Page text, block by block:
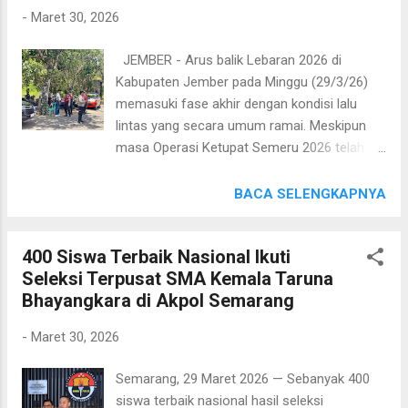
serta rambu peringatan di sekitar area
Probolinggo AKBP M. Wahyudin Latif
mengatakan, badan jembatan mengalami
kerusakan parah sehingga tidak dapat dilalui
kendaraan maupun pejalan kaki. "Untuk
sementara, akses menuju Air Terjun
masyarakat,” ujar AKBP Latif, Minggu
melintas karena kondisi jembatan sudah
tidak memungkinkan untuk dilewati. AKBP
Latif juga mengimbau masyarakat untuk
mening...
- Maret 30, 2026
JEMBER - Arus balik Lebaran 2026 di
Kabupaten Jember pada Minggu (29/3/26)
memasuki fase akhir dengan kondisi lalu
lintas yang secara umum ramai. Meskipun
masa Operasi Ketupat Semeru 2026 telah
menempatkan sejumlah personel di lapangan
Kapolres Jember, AKBP Bobby A
Condroputra melalui Kasatlantas Polres
Jember, AKP Bernadus Bagas Simarmata
memberikan layanan pengamanan di tempat
puncak arus balik telah terjadi pada Selasa,
BACA SELENGKAPNYA
400 Siswa Terbaik Nasional Ikuti
Seleksi Terpusat SMA Kemala Taruna
Bhayangkara di Akpol Semarang
- Maret 30, 2026
Semarang, 29 Maret 2026 — Sebanyak 400
siswa terbaik nasional hasil seleksi